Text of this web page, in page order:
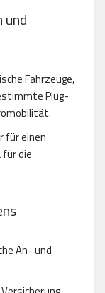
und
Fahrzeuge,
Plug-
für einen
die
An- und